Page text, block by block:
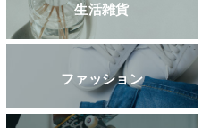
生活雑貨
ファッション